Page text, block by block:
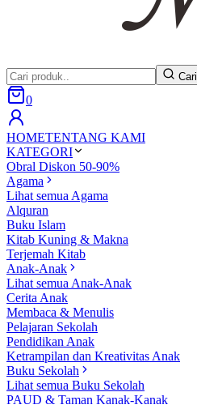
Cari
0
HOMETENTANG KAMI
KATEGORI
Obral Diskon 50-90%
Agama
Lihat semua Agama
Alquran
Buku Islam
Kitab Kuning & Makna
Terjemah Kitab
Anak-Anak
Lihat semua Anak-Anak
Cerita Anak
Membaca & Menulis
Pelajaran Sekolah
Pendidikan Anak
Ketrampilan dan Kreativitas Anak
Buku Sekolah
Lihat semua Buku Sekolah
PAUD & Taman Kanak-Kanak